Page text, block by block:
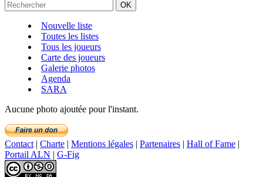
Nouvelle liste
Toutes les listes
Tous les joueurs
Carte des joueurs
Galerie photos
Agenda
SARA
Aucune photo ajoutée pour l'instant.
Contact | Charte | Mentions légales | Partenaires | Hall of Fame |
Portail ALN | G-Fig